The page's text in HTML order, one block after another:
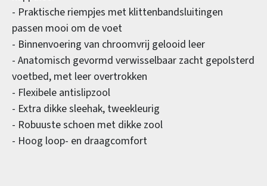
- Praktische riempjes met klittenbandsluitingen
passen mooi om de voet
- Binnenvoering van chroomvrij gelooid leer
- Anatomisch gevormd verwisselbaar zacht gepolsterd
voetbed, met leer overtrokken
- Flexibele antislipzool
- Extra dikke sleehak, tweekleurig
- Robuuste schoen met dikke zool
- Hoog loop- en draagcomfort